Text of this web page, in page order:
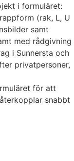
i formuläret:
(rak, L, U
samt
med rådgivning
i Sunnersta och
privatpersoner,
för att
snabbt